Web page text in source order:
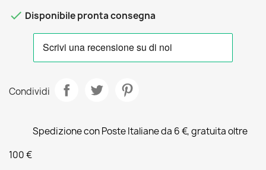
 Disponibile pronta consegna
Condividi
Spedizione con Poste Italiane da 6 €, gratuita oltre
100 €